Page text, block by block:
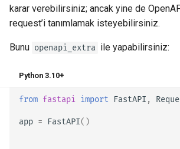
karar verebilirsiniz; ancak yine de
request’i tanımlamak isteyebilirsiniz.
Bunu openapi_extra ile yapabilirsiniz:
Python 3.10+
from fastapi import FastAPI ,
app = FastAPI()